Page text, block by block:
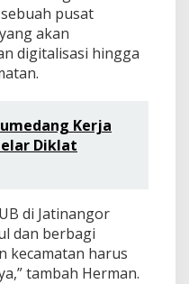
pusat
akan
digitalisasi hingga
Kerja
Diklat
di Jatinangor
dan berbagi
kecamatan harus
tambah Herman.